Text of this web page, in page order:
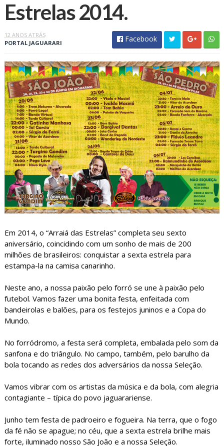
12 ANOS ATRÁS
PORTAL JAGUARARI
Facebook
Em 2014, o “Arraiá das Estrelas” completa seu sexto
aniversário, coincidindo com um sonho de mais de 200
milhões de brasileiros: conquistar a sexta estrela para
estampa-la na camisa canarinho.
Neste ano, a nossa paixão pelo forró se une à paixão pelo
futebol. Vamos fazer uma bonita festa, enfeitada com
bandeirolas e balões, para os festejos juninos e a Copa do
Mundo.
No forródromo, a festa será completa, embalada pelo som da
sanfona e do triângulo. No campo, também, pelo barulho da
bola tocando as redes dos adversários da nossa Seleção.
Vamos vibrar com os artistas da música e da bola, com alegria
contagiante – típica do povo jaguarariense.
Junho tem festa de padroeiro e fogueira. Na terra, que o fogo
da fé não se apague; no céu, que a sexta estrela brilhe mais
forte, iluminado nosso São João e a nossa Seleção.